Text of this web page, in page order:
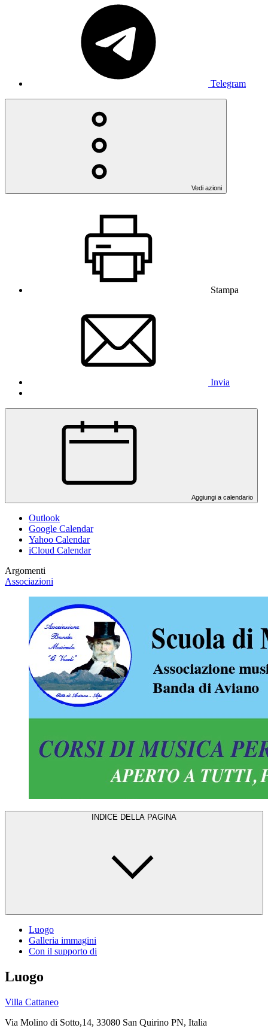
Telegram
Vedi azioni
Stampa
Invia
Aggiungi a calendario
Outlook
Google Calendar
Yahoo Calendar
iCloud Calendar
Argomenti
Associazioni
INDICE DELLA PAGINA
Luogo
Galleria immagini
Con il supporto di
Luogo
Villa Cattaneo
Via Molino di Sotto,14, 33080 San Quirino PN, Italia